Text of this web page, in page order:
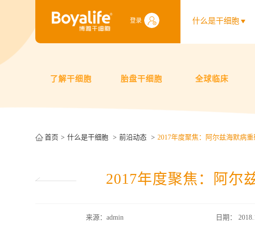
登录 什么是干细胞
了解干细胞 胎盘干细胞 全球临床
首页 什么是干细胞 前沿动态 2017年度聚焦：阿尔兹海默病
2017年度聚焦：阿尔
来源：admin 日期：